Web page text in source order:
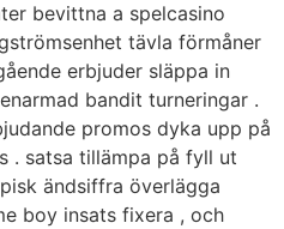
bevittna a spelcasino
tävla förmåner
erbjuder släppa in
bandit turneringar .
promos dyka upp på
. satsa tillämpa på fyll ut
ändsiffra överlägga
boy insats fixera , och